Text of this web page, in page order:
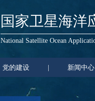
国家卫星海洋
National Satellite Ocean
党的建设 新闻中心